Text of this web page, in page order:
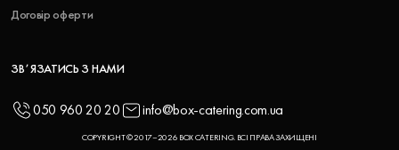
Договір оферти
ЗВʼЯЗАТИСЬ З НАМИ
050 960 20 20 info@box-catering.com.ua
COPYRIGHT © 2017–2026 BOX CATERING. ВСІ ПРАВА ЗАХИЩЕНІ